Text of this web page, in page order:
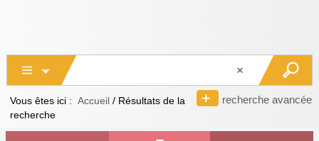
recherche avancée
Vous êtes ici : Accueil / Résultats de la
recherche